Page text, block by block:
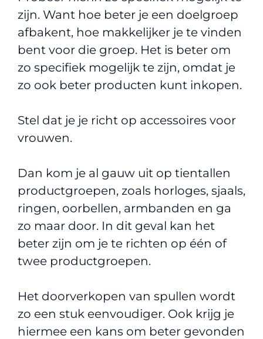
zijn. Want hoe beter je een doelgroep
afbakent, hoe makkelijker je te vinden
bent voor die groep. Het is beter om
zo specifiek mogelijk te zijn, omdat je
zo ook beter producten kunt inkopen.
Stel dat je je richt op accessoires voor
vrouwen.
Dan kom je al gauw uit op tientallen
productgroepen, zoals horloges, sjaals,
ringen, oorbellen, armbanden en ga
zo maar door. In dit geval kan het
beter zijn om je te richten op één of
twee productgroepen.
Het doorverkopen van spullen wordt
zo een stuk eenvoudiger. Ook krijg je
hiermee een kans om beter gevonden